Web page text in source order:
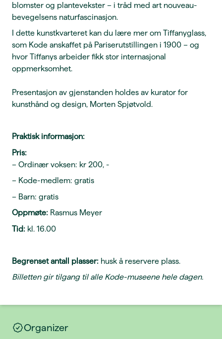
blomster og plantevekster – i tråd med art nouveau-
bevegelsens naturfascinasjon.
I dette kunstkvarteret kan du lære mer om Tiffanyglass,
som Kode anskaffet på Pariserutstillingen i 1900 – og
hvor Tiffanys arbeider fikk stor internasjonal
oppmerksomhet.
Presentasjon av gjenstanden holdes av kurator for
kunsthånd og design, Morten Spjøtvold.
Praktisk informasjon:
Pris:
– Ordinær voksen: kr 200, -
– Kode-medlem: gratis
– Barn: gratis
Oppmøte: Rasmus Meyer
Tid: kl. 16.00
Begrenset antall plasser: husk å reservere plass.
Billetten gir tilgang til alle Kode-museene hele dagen.
Organizer